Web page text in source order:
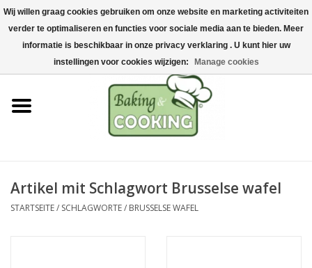
Startseite
Koch-&Backutensilien
Maschinen & Teile
Edelstahl
Artikel mit Schlagwort Brusselse wafel
STARTSEITE/ SCHLAGWORTE/ BRUSSELSE WAFEL
Wij willen graag cookies gebruiken om onze website en marketing activiteiten
verder te optimaliseren en functies voor sociale media aan te bieden. Meer
informatie is beschikbaar in onze privacy verklaring . U kunt hier uw
instellingen voor cookies wijzigen:
Manage cookies